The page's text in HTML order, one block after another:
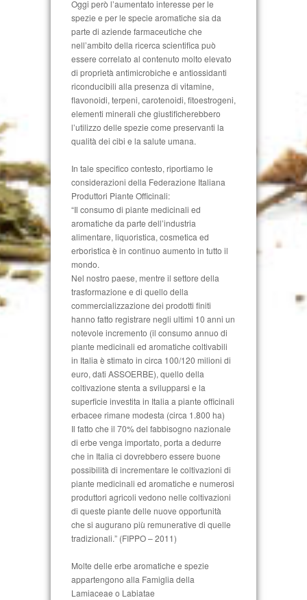
Oggi però l’aumentato interesse per le
spezie e per le specie aromatiche sia da
parte di aziende farmaceutiche che
nell’ambito della ricerca scientifica può
essere correlato al contenuto molto elevato
di proprietà antimicrobiche e antiossidanti
riconducibili alla presenza di vitamine,
flavonoidi, terpeni, carotenoidi, fitoestrogeni,
elementi minerali che giustificherebbero
l’utilizzo delle spezie come preservanti la
qualità dei cibi e la salute umana.
In tale specifico contesto, riportiamo le
considerazioni della Federazione Italiana
Produttori Piante Officinali:
“Il consumo di piante medicinali ed
aromatiche da parte dell’industria
alimentare, liquoristica, cosmetica ed
erboristica è in continuo aumento in tutto il
mondo.
Nel nostro paese, mentre il settore della
trasformazione e di quello della
commercializzazione dei prodotti finiti
hanno fatto registrare negli ultimi 10 anni un
notevole incremento (il consumo annuo di
piante medicinali ed aromatiche coltivabili
in Italia è stimato in circa 100/120 milioni di
euro, dati ASSOERBE), quello della
coltivazione stenta a svilupparsi e la
superficie investita in Italia a piante officinali
erbacee rimane modesta (circa 1.800 ha)
Il fatto che il 70% del fabbisogno nazionale
di erbe venga importato, porta a dedurre
che in Italia ci dovrebbero essere buone
possibilità di incrementare le coltivazioni di
piante medicinali ed aromatiche e numerosi
produttori agricoli vedono nelle coltivazioni
di queste piante delle nuove opportunità
che si augurano più remunerative di quelle
tradizionali.” (FIPPO – 2011)
Molte delle erbe aromatiche e spezie
appartengono alla Famiglia della
Lamiaceae o Labiatae